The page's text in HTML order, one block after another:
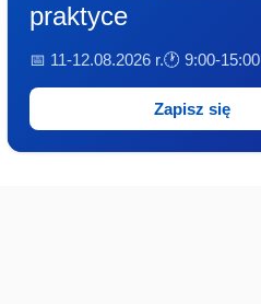
praktyce
📅 11-12.08.2026 r.🕐 9:00-15:00
Zapisz się